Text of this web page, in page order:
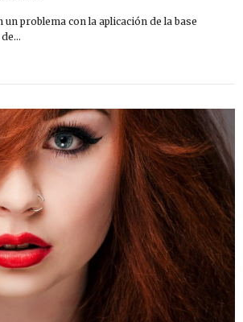
problema con la aplicación de la base